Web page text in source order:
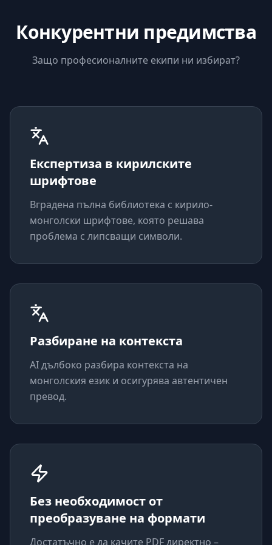
Конкурентни предимства
Защо професионалните екипи ни избират?
Експертиза в кирилските
шрифтове
Вградена пълна библиотека с кирило-
монголски шрифтове, която решава
проблема с липсващи символи.
Разбиране на контекста
AI дълбоко разбира контекста на
монголския език и осигурява автентичен
превод.
Без необходимост от
преобразуване на формати
Достатъчно е да качите PDF директно –